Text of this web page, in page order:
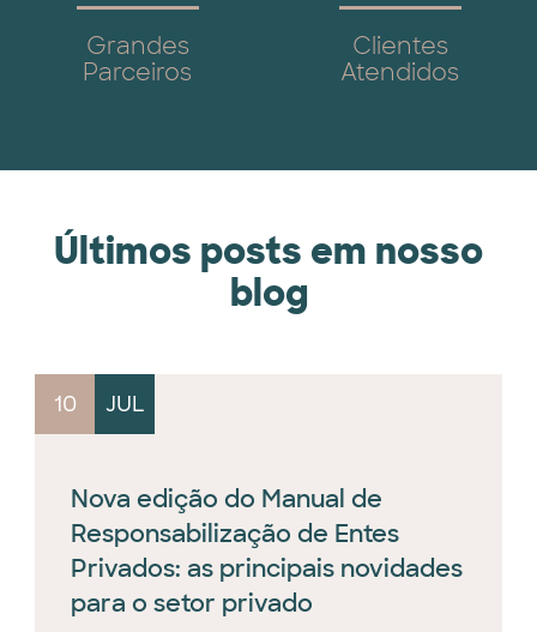
Grandes
Parceiros
Clientes
Atendidos
Últimos posts em nosso
blog
10 JUL
Nova edição do Manual de
Responsabilização de Entes
Privados: as principais novidades
para o setor privado